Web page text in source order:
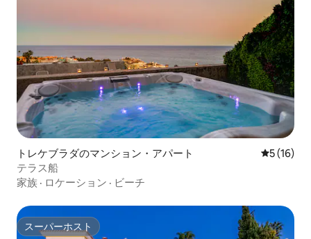
トレケブラダのマンション・アパート レビュー
5 (16)
テラス船
家族 · ロケーション · ビーチ
スーパーホスト
スーパーホスト